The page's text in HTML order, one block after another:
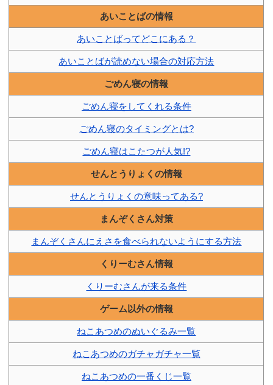
あいことばの情報
あいことばってどこにある？
あいことばが読めない場合の対応方法
ごめん寝の情報
ごめん寝をしてくれる条件
ごめん寝のタイミングとは?
ごめん寝はこたつが人気!?
せんとうりょくの情報
せんとうりょくの意味ってある?
まんぞくさん対策
まんぞくさんにえさを食べられないようにする方法
くりーむさん情報
くりーむさんが来る条件
ゲーム以外の情報
ねこあつめのぬいぐるみ一覧
ねこあつめのガチャガチャ一覧
ねこあつめの一番くじ一覧